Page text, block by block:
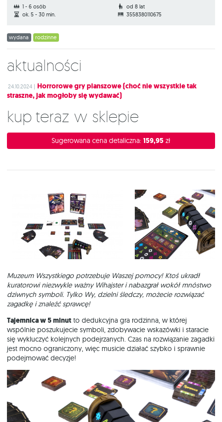
1 - 6 osób
od 8 lat
ok. 5 - 30 min.
3558380110675
wydana rodzinne
Aktualności
24.10.2024 | Horrorowe gry planszowe (choć nie wszystkie tak
straszne, jak mogłoby się wydawać)
Kup teraz w sklepie
Sugerowana cena detaliczna: 159,95 zł
Muzeum Wszystkiego potrzebuje Waszej pomocy! Ktoś ukradł
kuratorowi niezwykle ważny Wihajster i nabazgrał wokół mnóstwo
dziwnych symboli. Tylko Wy, dzielni śledczy, możecie rozwiązać
zagadkę i znaleźć sprawcę!
Tajemnica w 5 minut to dedukcyjna gra rodzinna, w której
wspólnie poszukujecie symboli, zdobywacie wskazówki i staracie
się wykluczyć kolejnych podejrzanych. Czas na rozwiązanie zagadki
jest mocno ograniczony, więc musicie działać szybko i sprawnie
podejmować decyzje!